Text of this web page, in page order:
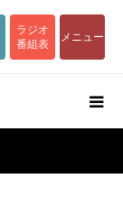
ラジオ
番組表
メニュー